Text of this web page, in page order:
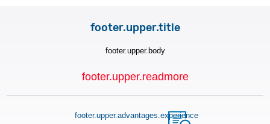
footer.upper.title
footer.upper.body
footer.upper.readmore
footer.upper.advantages.experience